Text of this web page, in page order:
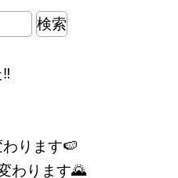
ります🍉
わります🌄